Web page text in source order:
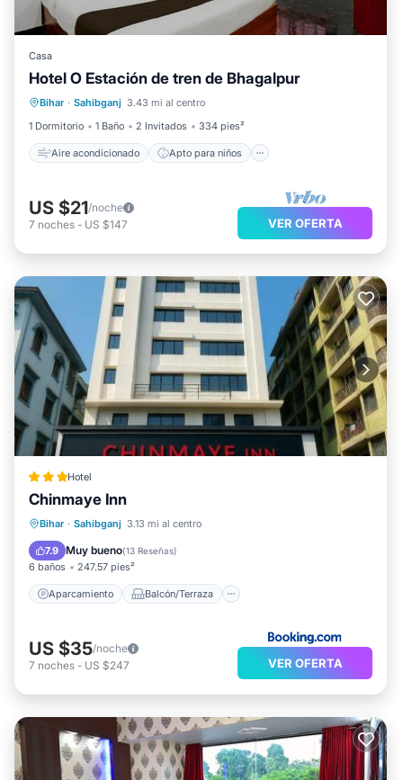
Casa
Hotel O Estación de tren de Bhagalpur
Bihar · Sahibganj 3.43 mi al centro
1 Dormitorio
1 Baño 2 Invitados 334 pies²
Aire acondicionado Apto para niños
Aire acondicionado
Apto para niños
TV
Ropa de cama
US $21/noche
7 noches - US $147 VER OFERTA
Hotel
Chinmaye Inn
Bihar · Sahibganj 3.13 mi al centro
7.9 Muy bueno(13 Reseñas)
6 baños 247.57 pies²
Aparcamiento Balcón/Terraza
Aparcamiento
Balcón/Terraza
Aire acondicionado
US $35/noche
7 noches - US $247 VER OFERTA